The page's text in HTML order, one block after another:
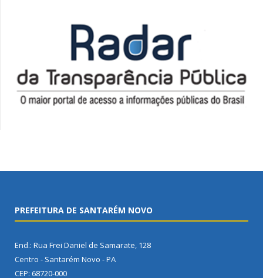
PREFEITURA DE SANTARÉM NOVO
End.: Rua Frei Daniel de Samarate, 128
Centro - Santarém Novo - PA
CEP: 68720-000